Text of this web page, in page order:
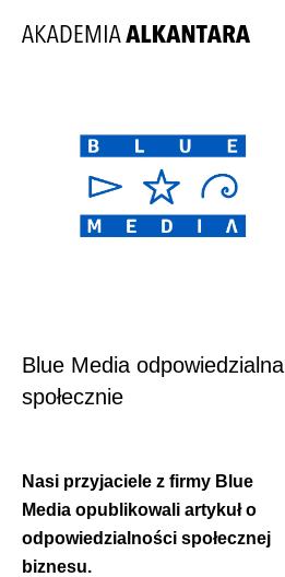
Blue Media odpowiedzialna
społecznie
Nasi przyjaciele z firmy Blue
Media opublikowali artykuł o
odpowiedzialności społecznej
biznesu.